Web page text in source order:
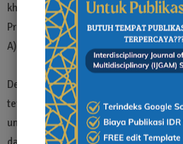
khusus mendampingi KDKMP di
Project Manajemen Officer dan
A).
Dengan demikian keberhasilan
terhadap kesadaran bersama dan
unsur pemerintahan, institusi